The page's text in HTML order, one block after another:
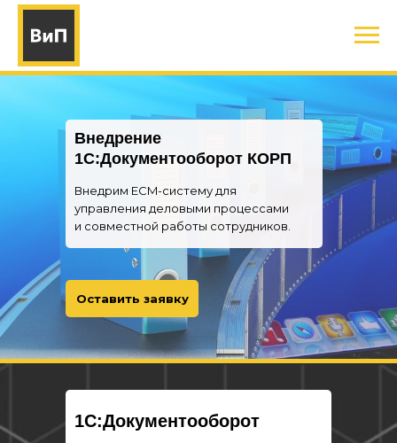
Внедрение
1С:Документооборот КОРП
Внедрим ECM-систему для
управления деловыми процессами
и совместной работы сотрудников.
Оставить заявку
1С:Документооборот